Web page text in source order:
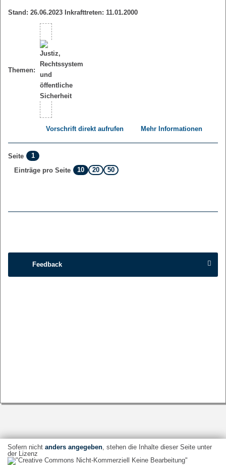
Stand: 26.06.2023 Inkrafttreten: 11.01.2000
Themen:
Vorschrift direkt aufrufen Mehr Informationen
Seite
1
Einträge pro Seite
10 20 50
Feedback
Sofern nicht anders angegeben, stehen die Inhalte dieser Seite unter
der Lizenz